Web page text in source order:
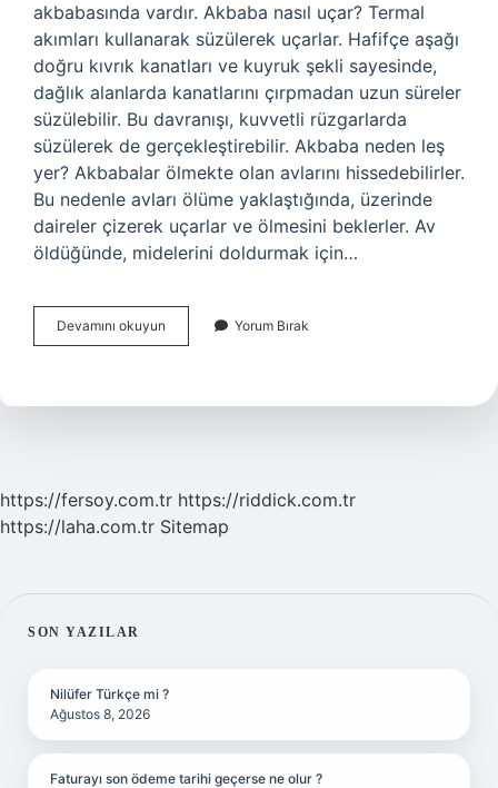
akbabasında vardır. Akbaba nasıl uçar? Termal
akımları kullanarak süzülerek uçarlar. Hafifçe aşağı
doğru kıvrık kanatları ve kuyruk şekli sayesinde,
dağlık alanlarda kanatlarını çırpmadan uzun süreler
süzülebilir. Bu davranışı, kuvvetli rüzgarlarda
süzülerek de gerçekleştirebilir. Akbaba neden leş
yer? Akbabalar ölmekte olan avlarını hissedebilirler.
Bu nedenle avları ölüme yaklaştığında, üzerinde
daireler çizerek uçarlar ve ölmesini beklerler. Av
öldüğünde, midelerini doldurmak için…
Devamını okuyun
Nasıl
Yorum Bırak
https://fersoy.com.tr https://riddick.com.tr
https://laha.com.tr Sitemap
SIDEBAR
SON YAZILAR
Nilüfer Türkçe mi ?
Ağustos 8, 2026
Faturayı son ödeme tarihi geçerse ne olur ?